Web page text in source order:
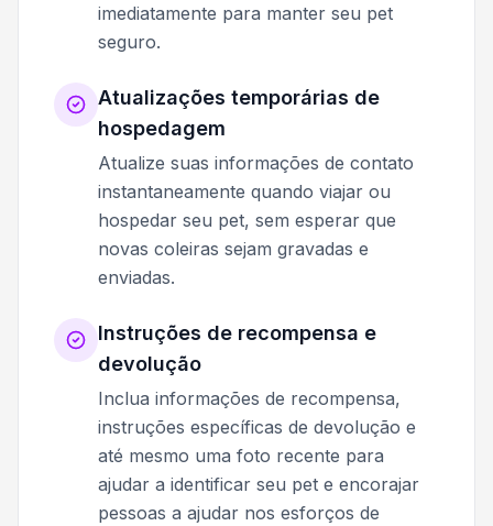
imediatamente para manter seu pet
seguro.
Atualizações temporárias de
hospedagem
Atualize suas informações de contato
instantaneamente quando viajar ou
hospedar seu pet, sem esperar que
novas coleiras sejam gravadas e
enviadas.
Instruções de recompensa e
devolução
Inclua informações de recompensa,
instruções específicas de devolução e
até mesmo uma foto recente para
ajudar a identificar seu pet e encorajar
pessoas a ajudar nos esforços de